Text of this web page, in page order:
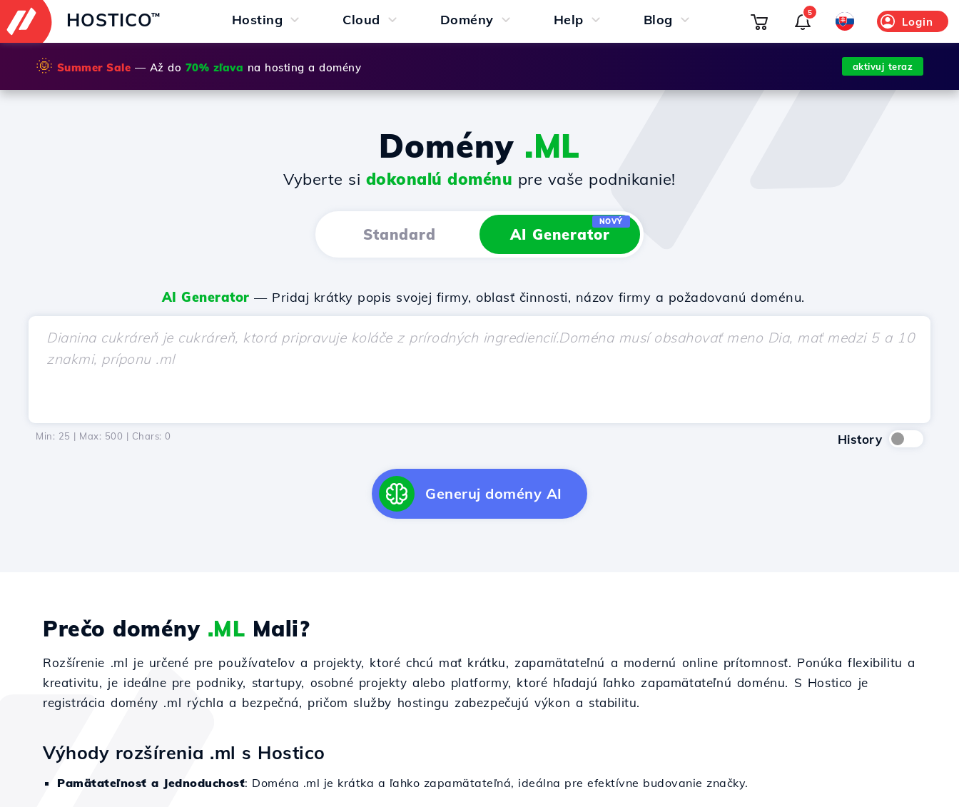
HOSTICO™ Hosting Cloud Domény Help Blog Login
5
🌞 Summer Sale — Až do 70% zľava na hosting a domény aktivuj teraz
Domény .ML
Vyberte si dokonalú doménu pre vaše podnikanie!
Standard AI Generator
NOVÝ
AI Generator — Pridaj krátky popis svojej firmy, oblasť činnosti, názov firmy a požadovanú doménu.
Min: 25 | Max: 500 | Chars: 0 History
Generuj domény AI
Prečo domény .ML Mali?
Rozšírenie .ml je určené pre používateľov a projekty, ktoré chcú mať krátku, zapamätateľnú a modernú online prítomnosť. Ponúka flexibilitu a
kreativitu, je ideálne pre podniky, startupy, osobné projekty alebo platformy, ktoré hľadajú ľahko zapamätateľnú doménu. S Hostico je
registrácia domény .ml rýchla a bezpečná, pričom služby hostingu zabezpečujú výkon a stabilitu.
Výhody rozšírenia .ml s Hostico
Pamätateľnosť a Jednoduchosť: Doména .ml je krátka a ľahko zapamätateľná, ideálna pre efektívne budovanie značky.